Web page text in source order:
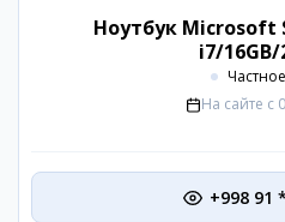
Ноутбук Microsoft
i7/16GB/
На сайте с
+998